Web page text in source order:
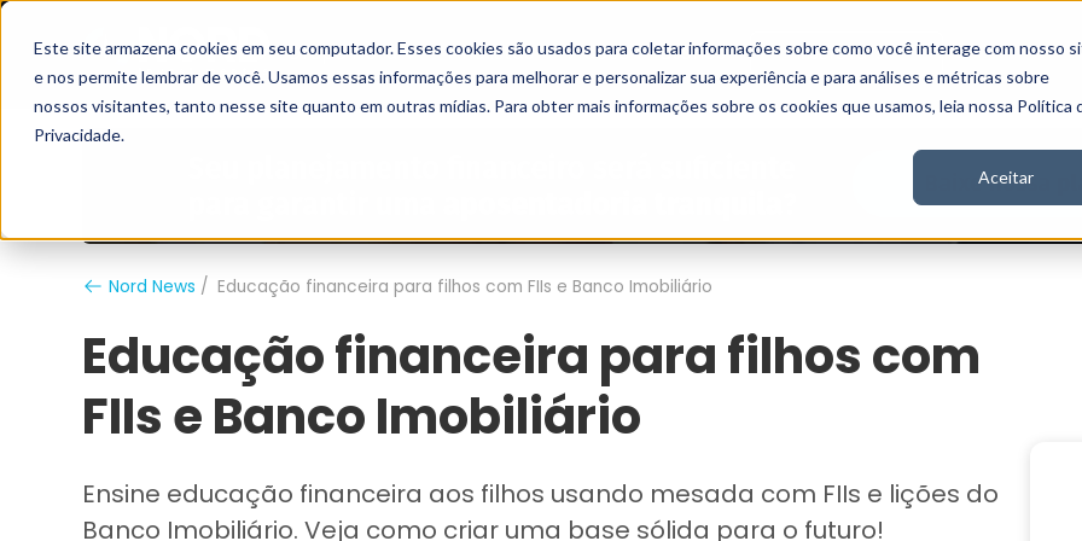
Este site armazena cookies em seu computador. Esses cookies são usados para coletar informações sobre como você interage com nosso
e nos permite lembrar de você. Usamos essas informações para melhorar e personalizar sua experiência e para análises e métricas sobre
nossos visitantes, tanto nesse site quanto em outras mídias. Para obter mais informações sobre os cookies que usamos, leia nossa Política
Privacidade.
Aceitar
Grupo Nord Analistas Vídeos Stories Inscreva-se
Nord News Educação financeira para filhos com FIIs e Banco Imobiliário
Educação financeira para filhos com
FIIs e Banco Imobiliário
Ensine educação financeira aos filhos usando mesada com FIIs e lições do
Banco Imobiliário. Veja como criar uma base sólida para o futuro!